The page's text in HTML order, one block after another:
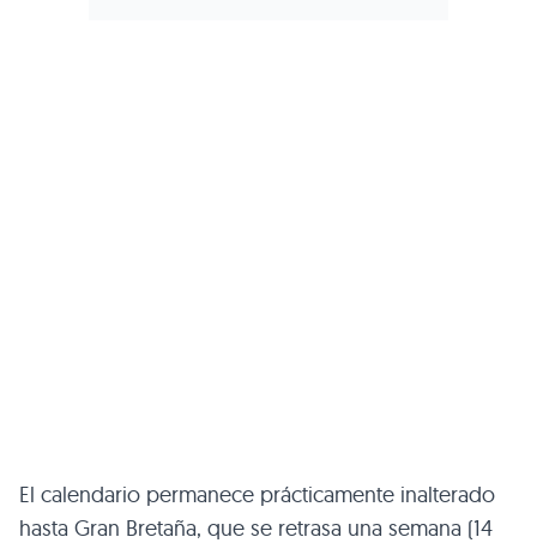
El calendario permanece prácticamente inalterado
hasta Gran Bretaña, que se retrasa una semana (14